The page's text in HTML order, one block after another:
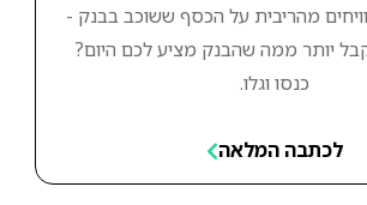
מהריבית על הכסף ששוכב בבנק -
יותר ממה שהבנק מציע לכם היום?
כנסו וגלו.
לכתבה המלאה